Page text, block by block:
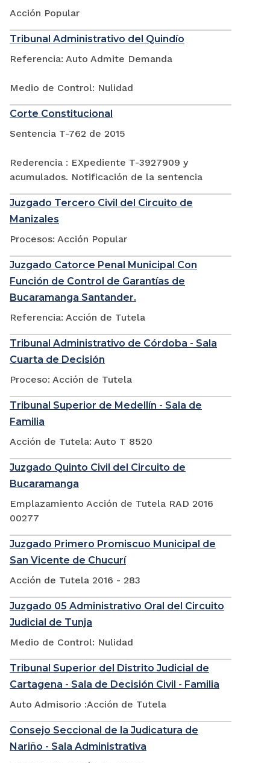
Acción Popular
Tribunal Administrativo del Quindío
Referencia: Auto Admite Demanda
Medio de Control: Nulidad
Corte Constitucional
Sentencia T-762 de 2015
Rederencia : EXpediente T-3927909 y
acumulados. Notificación de la sentencia
Juzgado Tercero Civil del Circuito de
Manizales
Procesos: Acción Popular
Juzgado Catorce Penal Municipal Con
Función de Control de Garantías de
Bucaramanga Santander.
Referencia: Acción de Tutela
Tribunal Administrativo de Córdoba - Sala
Cuarta de Decisión
Proceso: Acción de Tutela
Tribunal Superior de Medellín - Sala de
Familia
Acción de Tutela: Auto T 8520
Juzgado Quinto Civil del Circuito de
Bucaramanga
Emplazamiento Acción de Tutela RAD 2016
00277
Juzgado Primero Promiscuo Municipal de
San Vicente de Chucurí
Acción de Tutela 2016 - 283
Juzgado 05 Administrativo Oral del Circuito
Judicial de Tunja
Medio de Control: Nulidad
Tribunal Superior del Distrito Judicial de
Cartagena - Sala de Decisión Civil - Familia
Auto Admisorio :Acción de Tutela
Consejo Seccional de la Judicatura de
Nariño - Sala Administrativa